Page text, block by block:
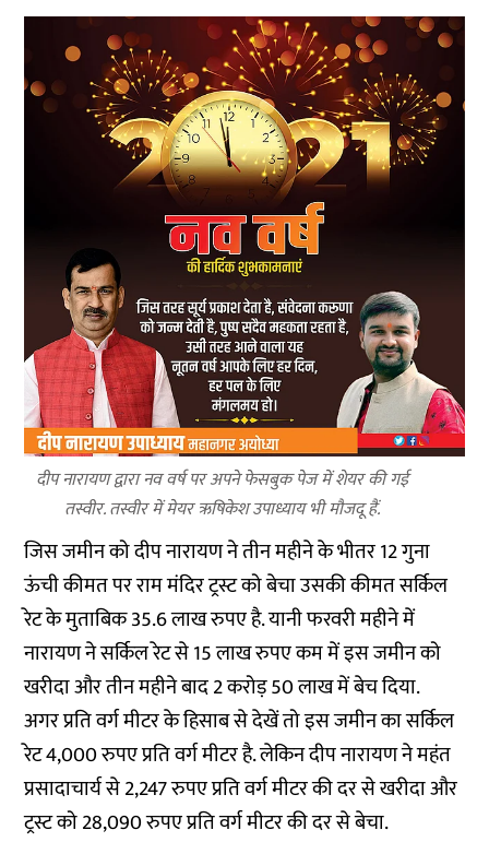
दीप नारायण द्वारा नव वर्ष पर अपने फेसबुक पेज में शेयर की गई
तस्वीर. तस्वीर में मेयर ऋषिकेश उपाध्याय भी मौजदू हैं.
जिस जमीन को दीप नारायण ने तीन महीने के भीतर 12 गुना
ऊंची कीमत पर राम मंदिर ट्रस्ट को बेचा उसकी कीमत सर्किल
रेट के मुताबिक 35.6 लाख रुपए है. यानी फरवरी महीने में
नारायण ने सर्किल रेट से 15 लाख रुपए कम में इस जमीन को
खरीदा और तीन महीने बाद 2 करोड़ 50 लाख में बेच दिया.
अगर प्रति वर्ग मीटर के हिसाब से देखें तो इस जमीन का सर्किल
रेट 4,000 रुपए प्रति वर्ग मीटर है. लेकिन दीप नारायण ने महंत
प्रसादाचार्य से 2,247 रुपए प्रति वर्ग मीटर की दर से खरीदा और
ट्रस्ट को 28,090 रुपए प्रति वर्ग मीटर की दर से बेचा.